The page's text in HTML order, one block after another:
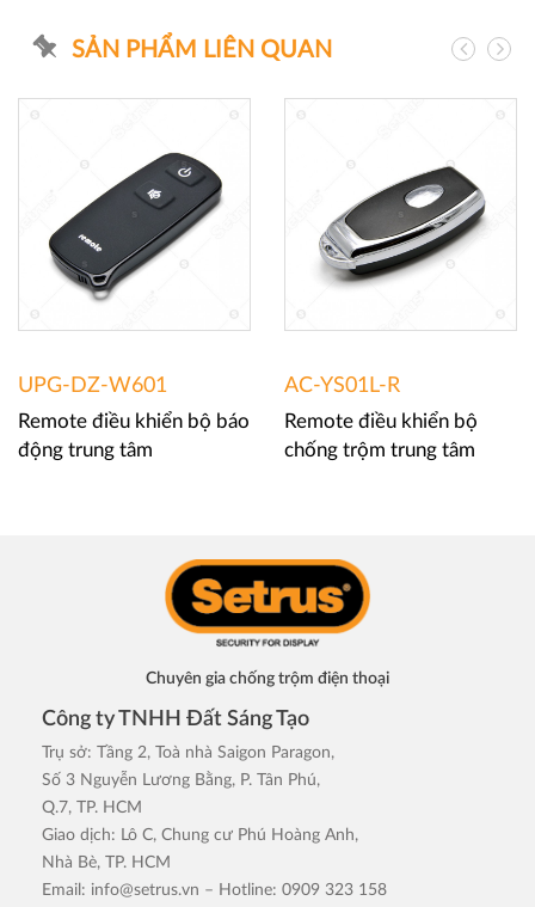
SẢN PHẨM LIÊN QUAN
UPG-DZ-W601
Remote điều khiển bộ báo
động trung tâm
AC-YS01L-R
Remote điều khiển bộ
chống trộm trung tâm
Chuyên gia chống trộm điện thoại
Công ty TNHH Đất Sáng Tạo
Trụ sở: Tầng 2, Toà nhà Saigon Paragon,
Số 3 Nguyễn Lương Bằng, P. Tân Phú,
Q.7, TP. HCM
Giao dịch: Lô C, Chung cư Phú Hoàng Anh,
Nhà Bè, TP. HCM
Email: info@setrus.vn – Hotline: 0909 323 158